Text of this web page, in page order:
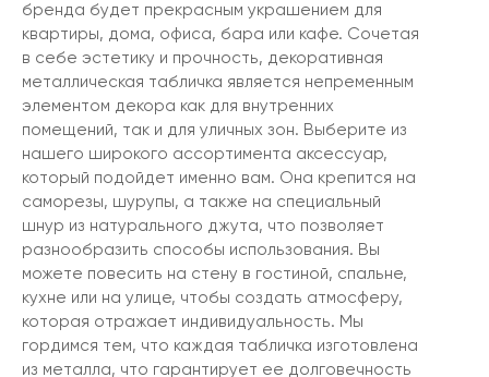
бренда будет прекрасным украшением для
квартиры, дома, офиса, бара или кафе. Сочетая
в себе эстетику и прочность, декоративная
металлическая табличка является непременным
элементом декора как для внутренних
помещений, так и для уличных зон. Выберите из
нашего широкого ассортимента аксессуар,
который подойдет именно вам. Она крепится на
саморезы, шурупы, а также на специальный
шнур из натурального джута, что позволяет
разнообразить способы использования. Вы
можете повесить на стену в гостиной, спальне,
кухне или на улице, чтобы создать атмосферу,
которая отражает индивидуальность. Мы
гордимся тем, что каждая табличка изготовлена
из металла, что гарантирует ее долговечность